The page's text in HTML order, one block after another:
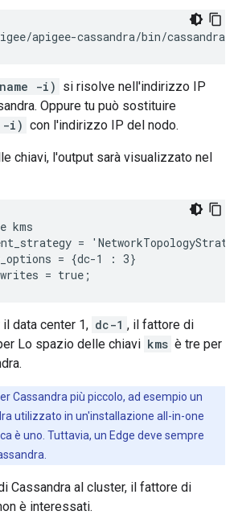
apigee-cassandra/bin/
-i) si risolve nell'indirizzo IP
Oppure tu può sostituire
-i) con l'indirizzo IP del nodo.
chiavi, l'output sarà visualizzato nel
kms
=
= {dc-1 : 3}
= true;
data center 1, dc-1 , il fattore di
Lo spazio delle chiavi kms è tre per
Cassandra più piccolo, ad esempio un
utilizzato in un'installazione all-in-one
è uno. Tuttavia, un Edge deve sempre
Cassandra al cluster, il fattore di
è interessati.